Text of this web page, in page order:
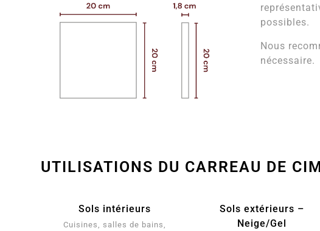
possibles.
Nous
nécessaire.
UTILISATIONS DU CARREAU DE
Sols intérieurs
Cuisines, salles de bains,
Sols extérieurs –
Neige/Gel